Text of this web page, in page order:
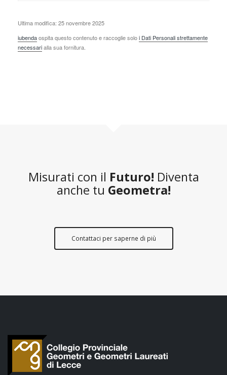
Ultima modifica: 25 novembre 2025
iubendaospita questo contenuto e raccoglie soloi Dati Personali strettamente
necessarialla sua fornitura.
Misurati con il Futuro! Diventa
anche tu Geometra!
Contattaci per saperne di più